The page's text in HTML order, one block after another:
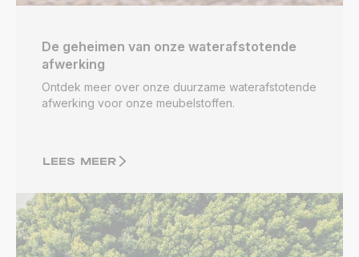
De geheimen van onze waterafstotende
afwerking
Ontdek meer over onze duurzame waterafstotende
afwerking voor onze meubelstoffen.
LEES MEER